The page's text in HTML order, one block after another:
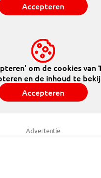
Accepteren
om de cookies van
en de inhoud te
Accepteren
Advertentie